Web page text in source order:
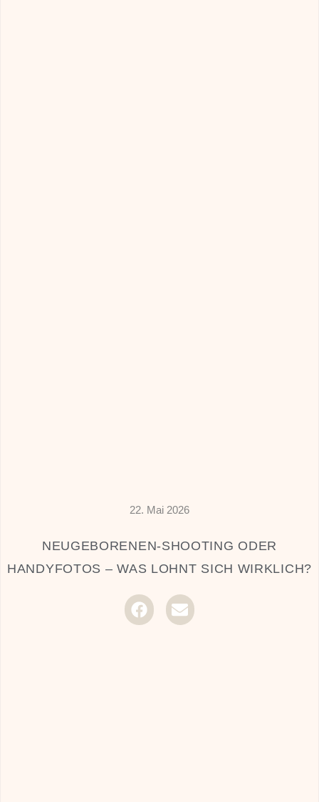
22. Mai 2026
NEUGEBORENEN-SHOOTING ODER
HANDYFOTOS – WAS LOHNT SICH WIRKLICH?